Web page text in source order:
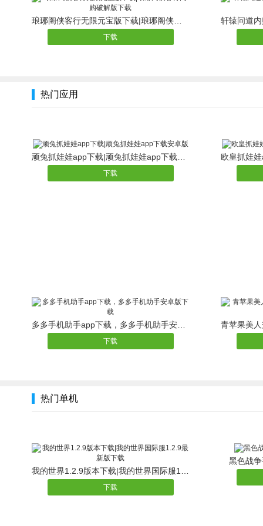
琅琊阁侠客行无限元宝版下载|琅琊阁侠客行内购破解版下载
下载
热门应用
下载
多多手机助手app下载，多多手机助手安卓版下载
下载
热门单机
下载
黑色战